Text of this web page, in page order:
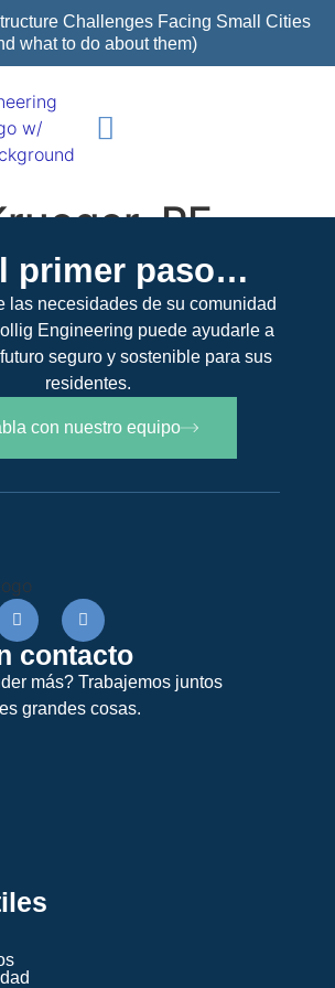
Challenges Facing Small Cities
what to do about them)
PE.
primer paso…
las necesidades de su comunidad
Engineering puede ayudarle a
seguro y sostenible para sus
residentes.
con nuestro equipo
contacto
más? Trabajemos juntos
grandes cosas.